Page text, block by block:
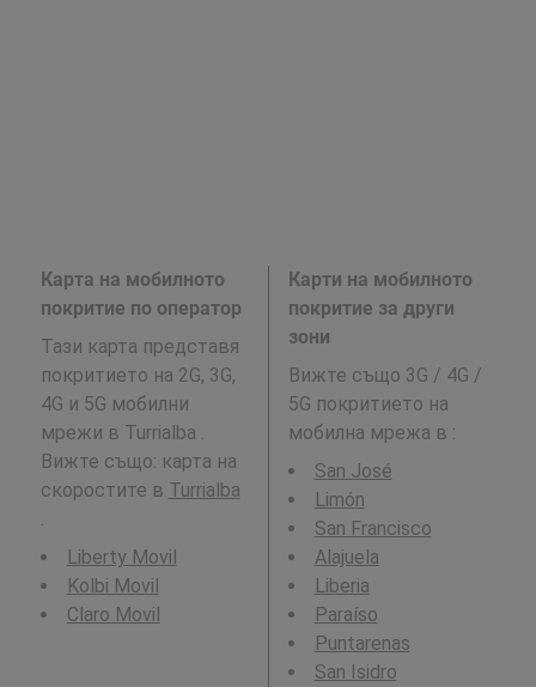
Карта на мобилното
покритие по оператор
Тази карта представя
покритието на 2G, 3G,
4G и 5G мобилни
мрежи в Turrialba .
Вижте също: карта на
скоростите в Turrialba
Liberty Movil
Kolbi Movil
Claro Movil
Карти на мобилното
покритие за други
зони
Вижте също 3G / 4G /
5G покритието на
мобилна мрежа в :
San José
Limón
San Francisco
Alajuela
Liberia
Paraíso
Puntarenas
San Isidro